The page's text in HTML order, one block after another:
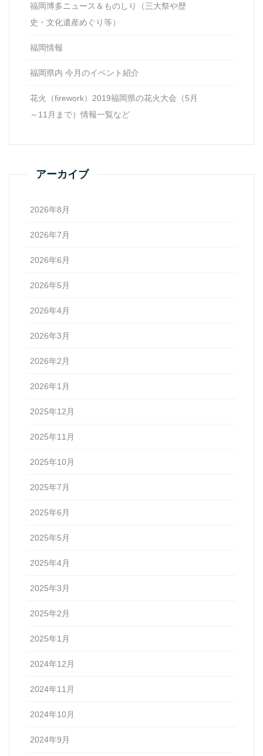
福岡博多ニュース＆ものしり（三大祭や歴
史・文化遺産めぐり等）
福岡情報
福岡県内 今月のイベント紹介
花火（firework）2019福岡県の花火大会（5月
～11月まで）情報一覧など
アーカイブ
2026年8月
2026年7月
2026年6月
2026年5月
2026年4月
2026年3月
2026年2月
2026年1月
2025年12月
2025年11月
2025年10月
2025年7月
2025年6月
2025年5月
2025年4月
2025年3月
2025年2月
2025年1月
2024年12月
2024年11月
2024年10月
2024年9月